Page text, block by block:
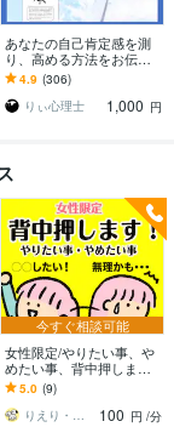
あなたの自己肯定感を測
り、高める方法をお伝え
します 心理士があなたの
今の自己肯定感を調べ高
め方をアドバイスします
4.9 (306)
りぃ心理士
1,000 円
今すぐ相談可能
女性限定/やりたい事、や
めたい事、背中押します
新しい事を始めたいけど
動けない・やめたい事を
やめれない
5.0 (9)
りえり・話してガス抜き・ココロ楽に♪
100 円 /分